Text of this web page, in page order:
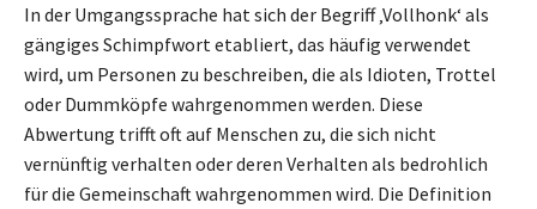
In der Umgangssprache hat sich der Begriff ‚Vollhonk‘ als
gängiges Schimpfwort etabliert, das häufig verwendet
wird, um Personen zu beschreiben, die als Idioten, Trottel
oder Dummköpfe wahrgenommen werden. Diese
Abwertung trifft oft auf Menschen zu, die sich nicht
vernünftig verhalten oder deren Verhalten als bedrohlich
für die Gemeinschaft wahrgenommen wird. Die Definition